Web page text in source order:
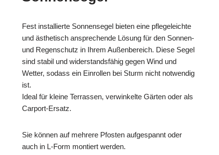
Fest installierte Sonnensegel bieten eine pflegeleichte
und ästhetisch ansprechende Lösung für den Sonnen-
und Regenschutz in Ihrem Außenbereich. Diese Segel
sind stabil und widerstandsfähig gegen Wind und
Wetter, sodass ein Einrollen bei Sturm nicht notwendig
ist.
Ideal für kleine Terrassen, verwinkelte Gärten oder als
Carport-Ersatz.
Sie können auf mehrere Pfosten aufgespannt oder
auch in L-Form montiert werden.